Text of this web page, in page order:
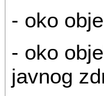
- oko
- oko
javnog